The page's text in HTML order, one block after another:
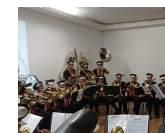
CONTATO
IMPRENSA
TRABALHE CONOSCO
OUVIDORIA